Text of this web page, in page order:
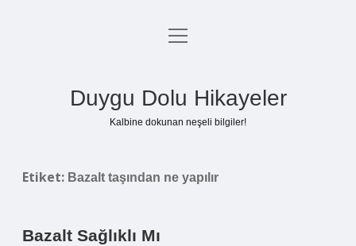
Anasayfa
menüyü
Duygu Dolu Hikayeler
Kalbine dokunan neşeli bilgiler!
Etiket: Bazalt taşından ne yapılır
Bazalt Sağlıklı Mı